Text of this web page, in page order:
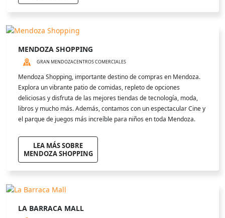
MENDOZA SHOPPING
GRAN MENDOZACENTROS COMERCIALES
Mendoza Shopping, importante destino de compras en Mendoza.
Explora un vibrante patio de comidas, repleto de opciones
deliciosas y disfruta de las mejores tiendas de tecnología, moda,
libros y mucho más. Además, contamos con un espectacular Cine y
el parque de juegos más increíble para niños en toda Mendoza.
LEA MÁS SOBRE
MENDOZA SHOPPING
LA BARRACA MALL